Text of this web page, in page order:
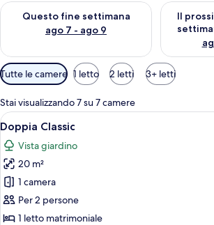
Questo fine settimana
ago 7 - ago 9
Verifica la disponibilità per questo fine
Il
Verifica la
Filtri
disponibili
per
le
camere
Tutte le camere 1 letto 2 letti 3+ letti
Stai visualizzando 7 su 7 camere
Apri
tutte
le
foto
per
Doppia
Classic
Una camera
5
Doppia Classic
Vista giardino
20 m²
1 camera
Per 2 persone
1 letto matrimoniale